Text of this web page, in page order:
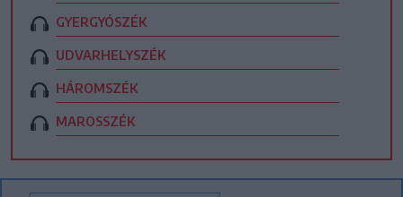
GYERGYÓSZÉK
UDVARHELYSZÉK
HÁROMSZÉK
MAROSSZÉK